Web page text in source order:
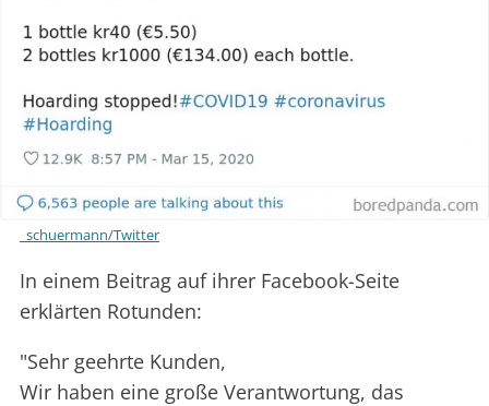
_schuermann/Twitter
In einem Beitrag auf ihrer Facebook-Seite
erklärten Rotunden:
"Sehr geehrte Kunden,
Wir haben eine große Verantwortung, das